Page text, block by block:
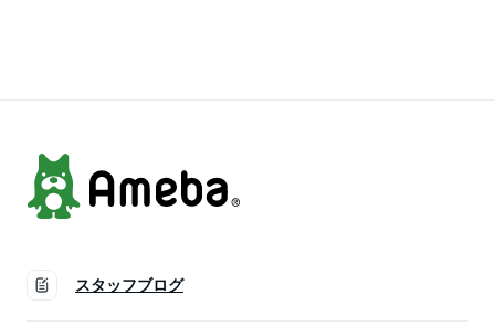
よちか
スタッフブログ